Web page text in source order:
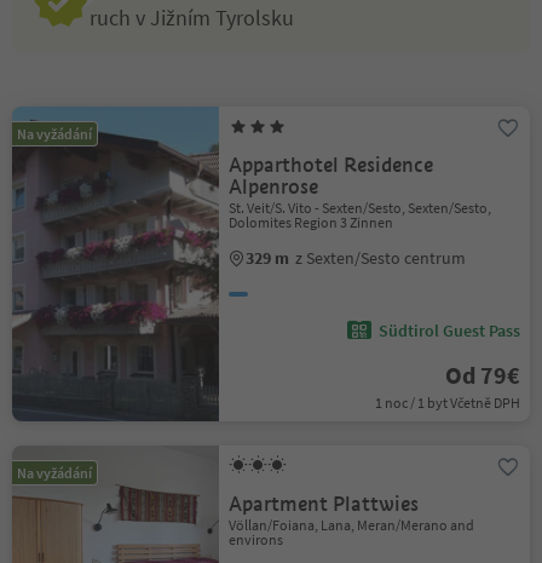
ruch v Jižním Tyrolsku
Na vyžádání
Apparthotel Residence
Alpenrose
St. Veit/S. Vito - Sexten/Sesto, Sexten/Sesto,
Dolomites Region 3 Zinnen
329 m z Sexten/Sesto centrum
Südtirol Guest Pass
Od 79€
1 noc / 1 byt Včetně DPH
Na vyžádání
Apartment Plattwies
Völlan/Foiana, Lana, Meran/Merano and
environs